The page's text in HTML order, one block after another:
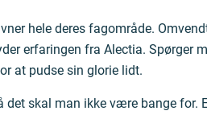
hele deres fagområde.
erfaringen fra Alectia. Spørger
at pudse sin glorie lidt.
det skal man ikke være bange for.